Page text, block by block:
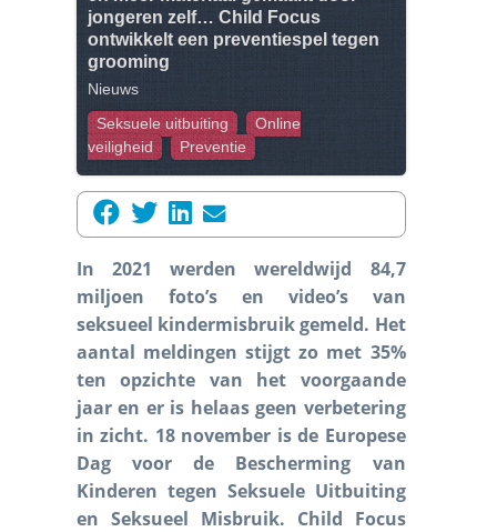
jongeren zelf… Child Focus
ontwikkelt een preventiespel tegen
grooming
Nieuws
Seksuele uitbuiting
Online
veiligheid
Preventie
In 2021 werden wereldwijd 84,7
miljoen foto’s en video’s van
seksueel kindermisbruik gemeld. Het
aantal meldingen stijgt zo met 35%
ten opzichte van het voorgaande
jaar en er is helaas geen verbetering
in zicht. 18 november is de Europese
Dag voor de Bescherming van
Kinderen tegen Seksuele Uitbuiting
en Seksueel Misbruik. Child Focus